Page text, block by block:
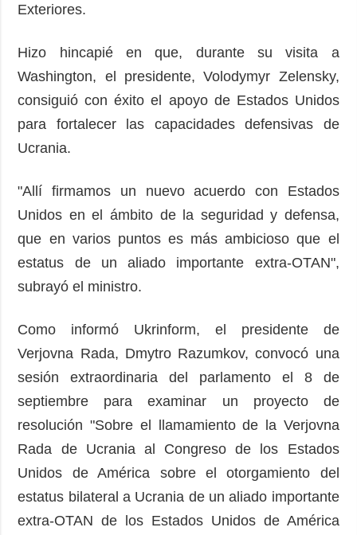
Exteriores.
Hizo hincapié en que, durante su visita a
Washington, el presidente, Volodymyr Zelensky,
consiguió con éxito el apoyo de Estados Unidos
para fortalecer las capacidades defensivas de
Ucrania.
"Allí firmamos un nuevo acuerdo con Estados
Unidos en el ámbito de la seguridad y defensa,
que en varios puntos es más ambicioso que el
estatus de un aliado importante extra-OTAN",
subrayó el ministro.
Como informó Ukrinform, el presidente de
Verjovna Rada, Dmytro Razumkov, convocó una
sesión extraordinaria del parlamento el 8 de
septiembre para examinar un proyecto de
resolución "Sobre el llamamiento de la Verjovna
Rada de Ucrania al Congreso de los Estados
Unidos de América sobre el otorgamiento del
estatus bilateral a Ucrania de un aliado importante
extra-OTAN de los Estados Unidos de América